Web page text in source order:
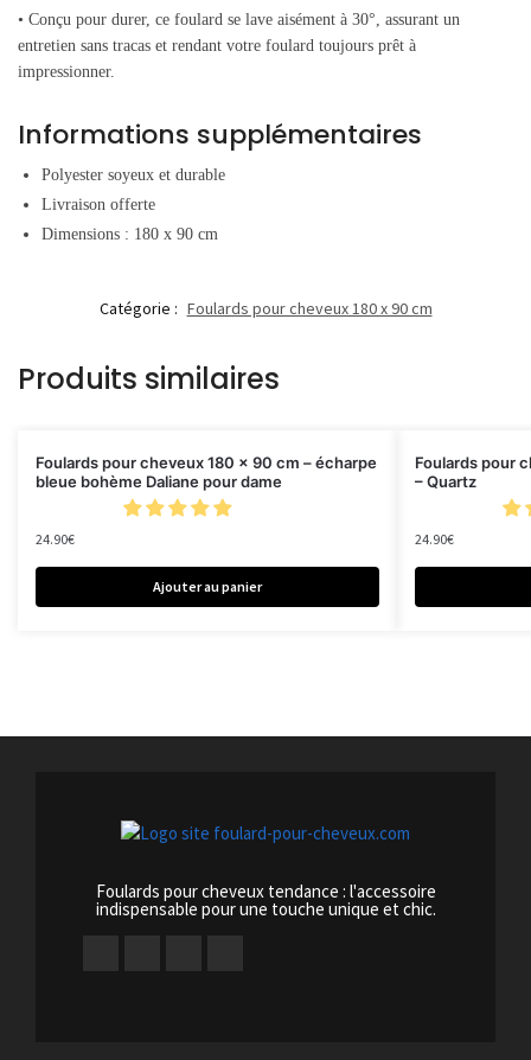
• Conçu pour durer, ce foulard se lave aisément à 30°, assurant un
entretien sans tracas et rendant votre foulard toujours prêt à
impressionner.
Informations supplémentaires
Polyester soyeux et durable
Livraison offerte
Dimensions : 180 x 90 cm
Catégorie : Foulards pour cheveux 180 x 90 cm
Produits similaires
Foulards pour cheveux 180 x 90 cm – écharpe
bleue bohème Daliane pour dame
24.90€
Ajouter au panier
Foulards pour
– Quartz
24.90€
Foulards pour cheveux tendance : l'accessoire
indispensable pour une touche unique et chic.